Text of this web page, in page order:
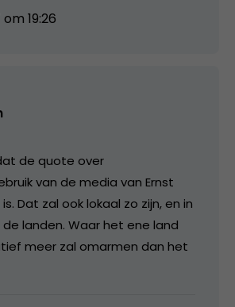
19:26
de quote over
van de media van Ernst
Dat zal ook lokaal zo zijn, en in
landen. Waar het ene land
meer zal omarmen dan het